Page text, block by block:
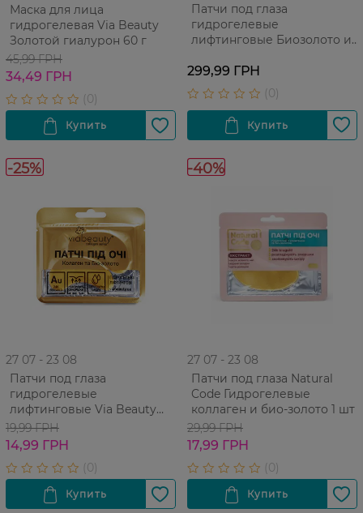
Маска для лица
гидрогелевая Via Beauty
Золотой гиалурон 60 г
45,99 ГРН
34,49 ГРН
Патчи под глаза
гидрогелевые
лифтинговые Биозолото и
гнезда Via Beauty 60 шт
299,99 ГРН
-25%
27 07 - 23 08
Патчи под глаза
гидрогелевые
лифтинговые Via Beauty
Колаген и Био-золото 11 г
19,99 ГРН
14,99 ГРН
-40%
27 07 - 23 08
Патчи под глаза Natural
Code Гидрогелевые
коллаген и био-золото 1 шт
29,99 ГРН
17,99 ГРН